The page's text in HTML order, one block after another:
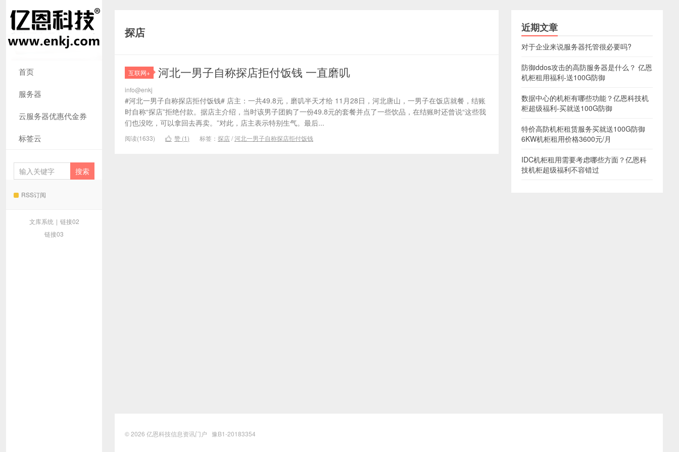
首页
服务器
云服务器优惠代金券
标签云
RSS订阅
文库系统 | 链接02
链接03
探店
互联网+ 河北一男子自称探店拒付饭钱 一直磨叽
info@enkj
#河北一男子自称探店拒付饭钱# 店主：一共49.8元，磨叽半天才给 11月28日，河北唐山，一男子在饭店就餐，结账
时自称“探店”拒绝付款。据店主介绍，当时该男子团购了一份49.8元的套餐并点了一些饮品，在结账时还曾说“这些我
们也没吃，可以拿回去再卖。”对此，店主表示特别生气。最后...
阅读(1633)  赞 (1) 标签： 探店/河北一男子自称探店拒付饭钱
近期文章
对于企业来说服务器托管很必要吗?
防御ddos攻击的高防服务器是什么？ 亿恩
机柜租用福利-送100G防御
数据中心的机柜有哪些功能？亿恩科技机
柜超级福利-买就送100G防御
特价高防机柜租赁服务买就送100G防御
6KW机柜租用价格3600元/月
IDC机柜租用需要考虑哪些方面？亿恩科
技机柜超级福利不容错过
© 2026 亿恩科技信息资讯门户 豫B1-20183354